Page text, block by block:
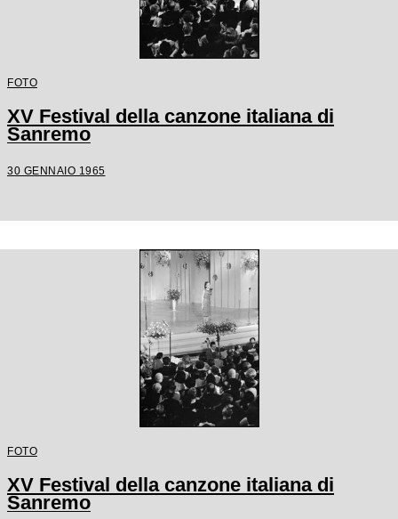
FOTO
XV Festival della canzone italiana di
Sanremo
30 GENNAIO 1965
FOTO
XV Festival della canzone italiana di
Sanremo